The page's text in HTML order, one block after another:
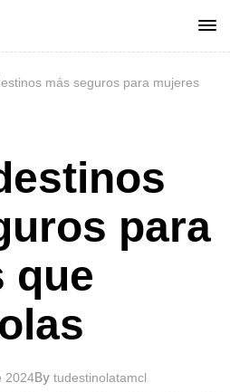
más seguros para mujeres
para
que
2024By tudestinolatamcl